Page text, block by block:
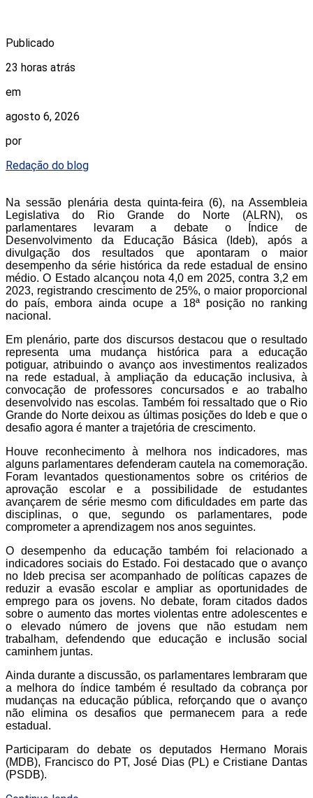
Publicado
23 horas atrás
em
agosto 6, 2026
por
Redação do blog
Na sessão plenária desta quinta-feira (6), na Assembleia
Legislativa do Rio Grande do Norte (ALRN), os
parlamentares levaram a debate o Índice de
Desenvolvimento da Educação Básica (Ideb), após a
divulgação dos resultados que apontaram o maior
desempenho da série histórica da rede estadual de ensino
médio. O Estado alcançou nota 4,0 em 2025, contra 3,2 em
2023, registrando crescimento de 25%, o maior proporcional
do país, embora ainda ocupe a 18ª posição no ranking
nacional.
Em plenário, parte dos discursos destacou que o resultado
representa uma mudança histórica para a educação
potiguar, atribuindo o avanço aos investimentos realizados
na rede estadual, à ampliação da educação inclusiva, à
convocação de professores concursados e ao trabalho
desenvolvido nas escolas. Também foi ressaltado que o Rio
Grande do Norte deixou as últimas posições do Ideb e que o
desafio agora é manter a trajetória de crescimento.
Houve reconhecimento à melhora nos indicadores, mas
alguns parlamentares defenderam cautela na comemoração.
Foram levantados questionamentos sobre os critérios de
aprovação escolar e a possibilidade de estudantes
avançarem de série mesmo com dificuldades em parte das
disciplinas, o que, segundo os parlamentares, pode
comprometer a aprendizagem nos anos seguintes.
O desempenho da educação também foi relacionado a
indicadores sociais do Estado. Foi destacado que o avanço
no Ideb precisa ser acompanhado de políticas capazes de
reduzir a evasão escolar e ampliar as oportunidades de
emprego para os jovens. No debate, foram citados dados
sobre o aumento das mortes violentas entre adolescentes e
o elevado número de jovens que não estudam nem
trabalham, defendendo que educação e inclusão social
caminhem juntas.
Ainda durante a discussão, os parlamentares lembraram que
a melhora do índice também é resultado da cobrança por
mudanças na educação pública, reforçando que o avanço
não elimina os desafios que permanecem para a rede
estadual.
Participaram do debate os deputados Hermano Morais
(MDB), Francisco do PT, José Dias (PL) e Cristiane Dantas
(PSDB).